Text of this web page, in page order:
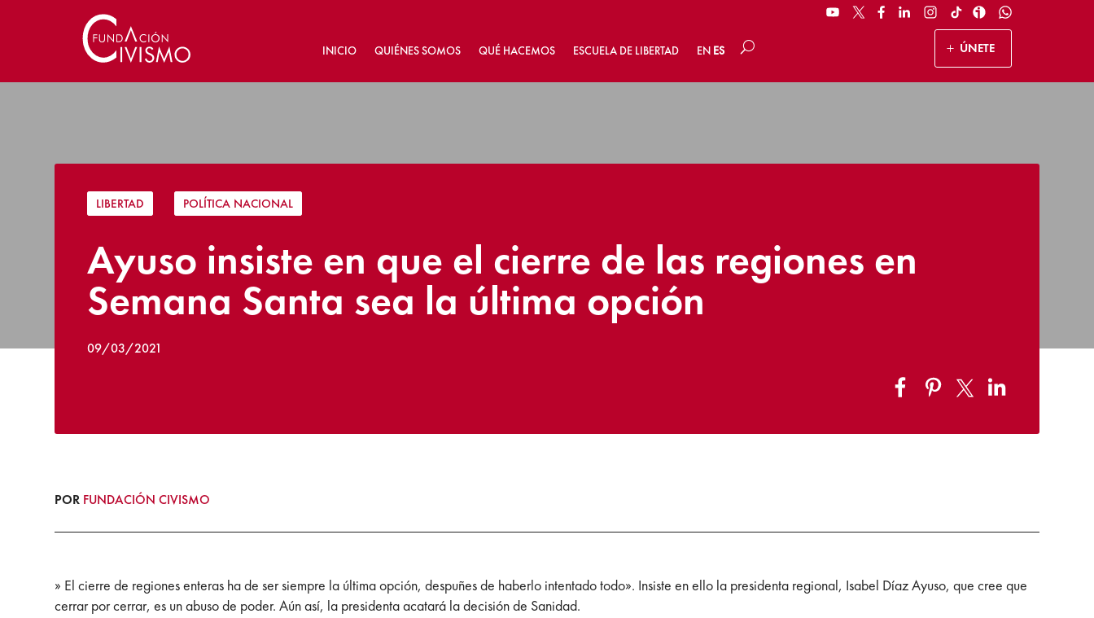
INICIO QUIÉNES SOMOS QUÉ HACEMOS ESCUELA DE LIBERTAD EN ES ÚNETE
LIBERTAD POLÍTICA NACIONAL
Ayuso insiste en que el cierre de las regiones en
Semana Santa sea la última opción
09/03/2021
POR FUNDACIÓN CIVISMO
» El cierre de regiones enteras ha de ser siempre la última opción, despuñes de haberlo intentado todo». Insiste en ello la presidenta regional, Isabel Díaz Ayuso, que cree que
cerrar por cerrar, es un abuso de poder. Aún así, la presidenta acatará la decisión de Sanidad.